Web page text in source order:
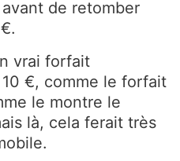
de retomber
vrai forfait
€, comme le forfait
le montre le
là, cela ferait très